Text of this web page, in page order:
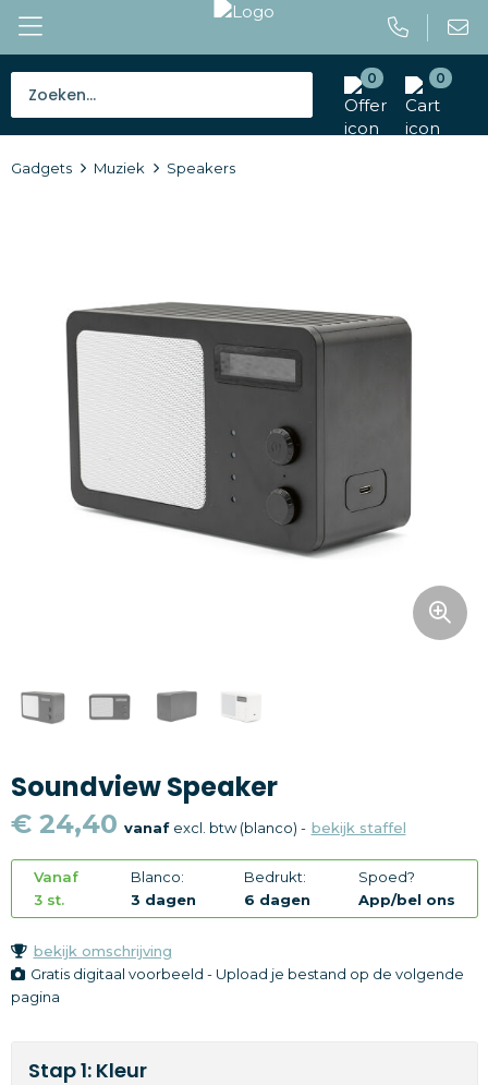
0 0
Tassen
Drinkwaren
Paraplu's
Outdoor en vrije tijd
Gereedschap en veiligheid
Gadgets
Textiel
Thema
Merken
Gadgets Muziek Speakers
Soundview Speaker
€ 24,40 vanafexcl. btw (blanco) - bekijk staffel
Vanaf
3 st.
Blanco:
3 dagen
Bedrukt:
6 dagen
Spoed?
App/bel ons
bekijk omschrijving
Gratis digitaal voorbeeld - Upload je bestand op de volgende
pagina
Stap 1: Kleur